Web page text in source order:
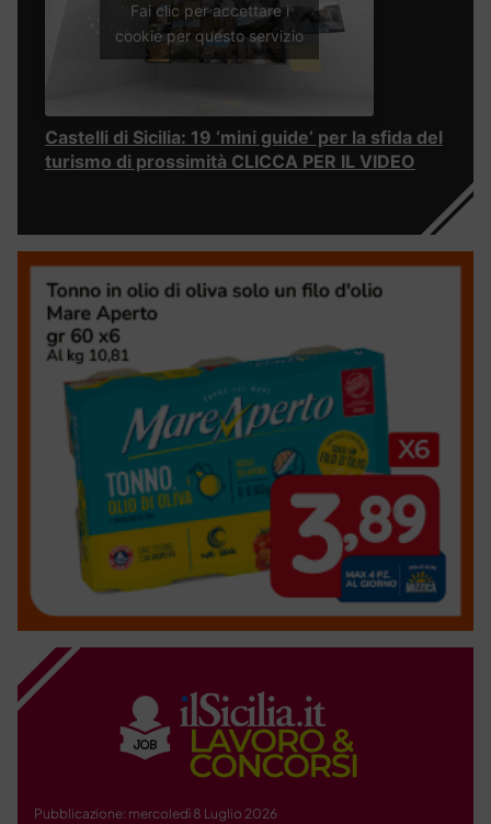
Fai clic per accettare i
cookie per questo servizio
Castelli di Sicilia: 19 ‘mini guide’ per la sfida del
turismo di prossimità CLICCA PER IL VIDEO
Pubblicazione: mercoledì 8 Luglio 2026